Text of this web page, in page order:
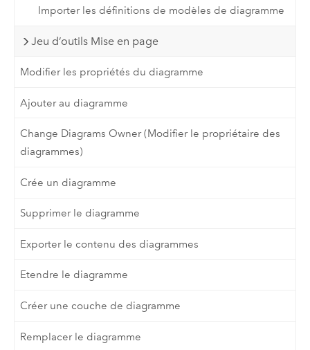
Importer les définitions de modèles de diagramme
Jeu d’outils Mise en page
Modifier les propriétés du diagramme
Ajouter au diagramme
Change Diagrams Owner (Modifier le propriétaire des
diagrammes)
Crée un diagramme
Supprimer le diagramme
Exporter le contenu des diagrammes
Etendre le diagramme
Créer une couche de diagramme
Remplacer le diagramme